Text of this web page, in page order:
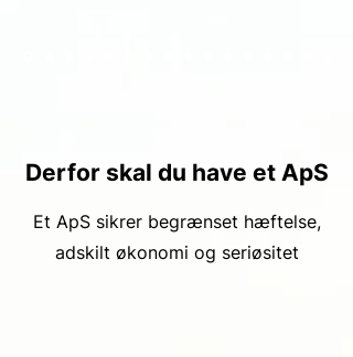
Derfor skal du have et ApS
Et ApS sikrer begrænset hæftelse,
adskilt økonomi og seriøsitet